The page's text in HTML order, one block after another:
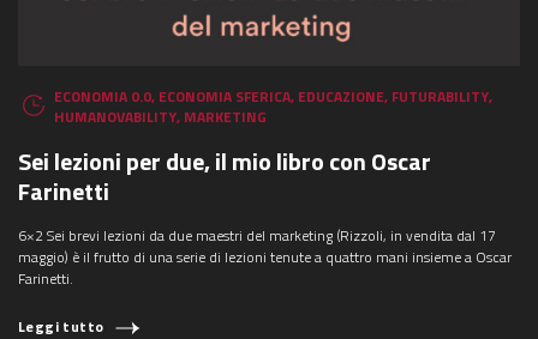
ECONOMIA 0.0, ECONOMIA SFERICA, EDUCAZIONE, FUTURABILITY,
HUMANOVABILITY, MARKETING
Sei lezioni per due, il mio libro con Oscar
Farinetti
6×2 Sei brevi lezioni da due maestri del marketing (Rizzoli, in vendita dal 17
maggio) è il frutto di una serie di lezioni tenute a quattro mani insieme a Oscar
Farinetti.
Leggi tutto